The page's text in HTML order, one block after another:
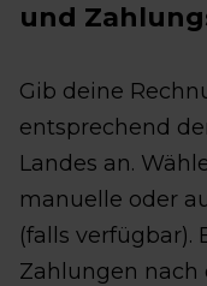
und
Gib deine
entsprechend
Landes an.
manuelle oder
(falls verfügbar).
Zahlungen